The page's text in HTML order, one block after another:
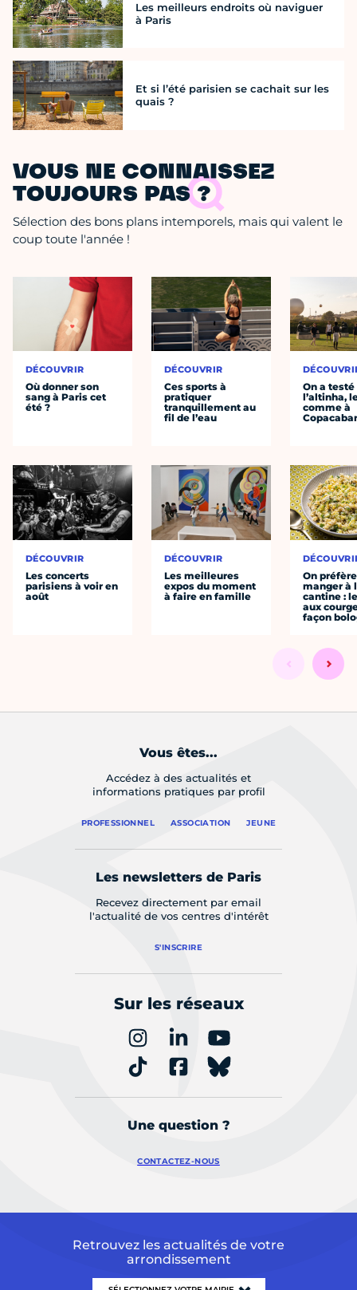
Les meilleurs endroits où naviguer
à Paris
Et si l’été parisien se cachait sur les
quais ?
VOUS NE CONNAISSEZ
TOUJOURS PAS ?
Sélection des bons plans intemporels, mais qui valent le
coup toute l'année !
DÉCOUVRIR
Où donner son
sang à Paris cet
été ?
DÉCOUVRIR
Les concerts
parisiens à voir en
août
DÉCOUVRIR
Ces sports à
pratiquer
tranquillement au
fil de l’eau
DÉCOUVRIR
Les meilleures
expos du moment
à faire en famille
On a testé
l’altinha,
comme à
On préfère
manger à
cantine :
aux
façon
Vous êtes...
Accédez à des actualités et
informations pratiques par profil
PROFESSIONNEL ASSOCIATION JEUNE
Les newsletters de Paris
Recevez directement par email
l'actualité de vos centres d'intérêt
S'INSCRIRE
Sur les réseaux
Une question ?
CONTACTEZ-NOUS
Retrouvez les actualités de votre
arrondissement